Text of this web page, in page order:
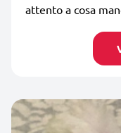
attento a cosa